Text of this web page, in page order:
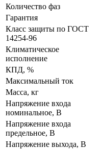
Количество фаз
Гарантия
Класс защиты по ГОСТ
14254-96
Климатическое
исполнение
КПД, %
Максимальный ток
Масса, кг
Напряжение входа
номинальное, В
Напряжение входа
предельное, В
Напряжение выхода, В